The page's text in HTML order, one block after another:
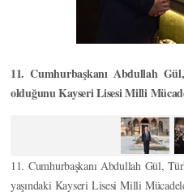
11. Cumhurbaşkanı Abdullah
olduğunu Kayseri Lisesi Milli
11. Cumhurbaşkanı Abdullah Gül,
yaşındaki Kayseri Lisesi Milli